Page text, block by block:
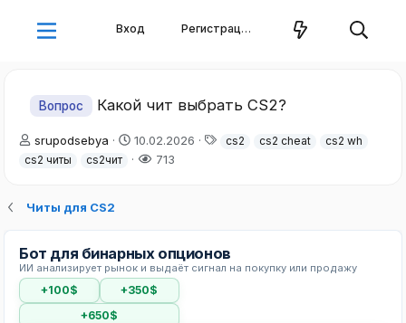
Вход Регистрация
Вопрос Какой чит выбрать CS2?
А
в
р
м
ы
srupodsebya
Д
а
а
л
а
10.02.2026
Тcs2 cs2 cheat
cs2 wh
cs2 читы
cs2чит 713
Читы для CS2
Бот для бинарных опционов
ИИ анализирует рынок и выдаёт сигнал на покупку или продажу
+100$
+350$
+650$